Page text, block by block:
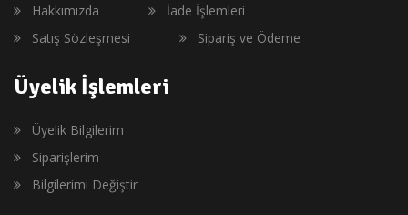
Hakkımızda
İade İşlemleri
Satış Sözleşmesi
Sipariş ve Ödeme
Üyelik İşlemleri
Üyelik Bilgilerim
Siparişlerim
Bilgilerimi Değiştir